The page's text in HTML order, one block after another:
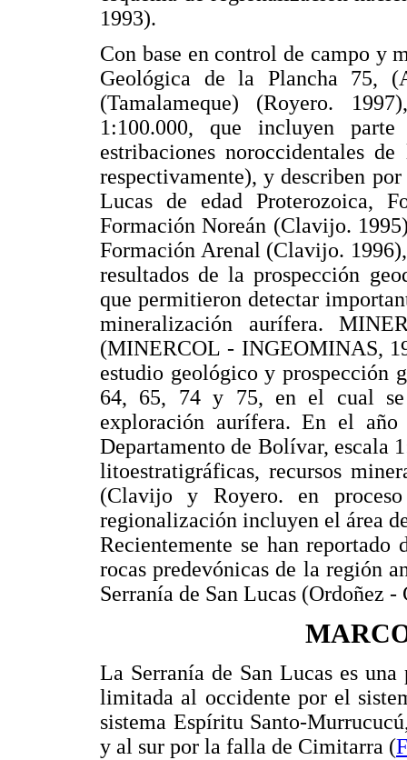
1993).
Con base en control de campo y
Geológica de la Plancha 75,
(Tamalameque) (Royero.
1:100.000, que incluyen
estribaciones noroccidentales
respectivamente), y describen
Lucas de edad Proterozoica,
Formación Noreán (Clavijo.
Formación Arenal (Clavijo.
resultados de la prospección
que permitieron detectar
mineralización aurífera.
(MINERCOL - INGEOMINAS,
estudio geológico y prospección
64, 65, 74 y 75, en el cual se
exploración aurífera. En el
Departamento de Bolívar, escala
litoestratigráficas, recursos
(Clavijo y Royero. en
regionalización incluyen el área
Recientemente se han reportado
rocas predevónicas de la región
Serranía de San Lucas (Ordoñez -
La Serranía de San Lucas es
limitada al occidente por el
sistema Espíritu Santo-
y al sur por la falla de Cimitarra (